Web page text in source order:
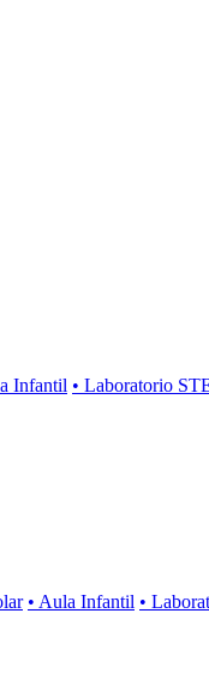
Infantil • Laboratorio
• Aula Infantil •